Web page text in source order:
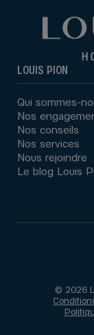
LOUIS PION
Qui sommes-
Nos
Nos conseils
Nos services
Nous rejoindre
Le blog Louis
© 2026